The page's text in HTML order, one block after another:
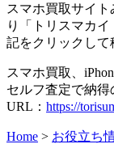
スマホ買取サイト
り「トリスマカ
記をクリックして
スマホ買取、
セルフ査定で納得
URL： https://
Home > お役立ち